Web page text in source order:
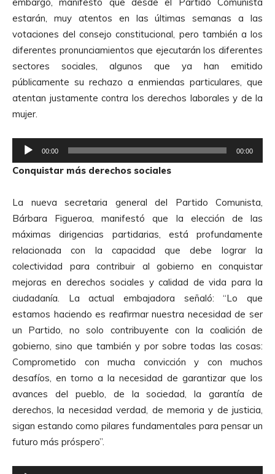
d
u
c
t
o
r
d
e
A
d
o
estarán, muy atentos en las últimas semanas a las
votaciones del consejo constitucional, pero también a los
diferentes pronunciamientos que ejecutarán los diferentes
sectores sociales, algunos que ya han emitido
públicamente su rechazo a enmiendas particulares, que
atentan justamente contra los derechos laborales y de la
mujer.
e
p
o
d
u
c
t
o
r
d
e
A
u
d
i
o
00:00 00:00
Conquistar más derechos sociales
La nueva secretaria general del Partido Comunista,
Bárbara Figueroa, manifestó que la elección de las
máximas dirigencias partidarias, está profundamente
relacionada con la capacidad que debe lograr la
colectividad para contribuir al gobierno en conquistar
mejoras en derechos sociales y calidad de vida para la
ciudadanía. La actual embajadora señaló: “Lo que
estamos haciendo es reafirmar nuestra necesidad de ser
un Partido, no solo contribuyente con la coalición de
gobierno, sino que también y por sobre todas las cosas:
Comprometido con mucha convicción y con muchos
desafíos, en torno a la necesidad de garantizar que los
avances del pueblo, de la sociedad, la garantía de
derechos, la necesidad verdad, de memoria y de justicia,
sigan estando como pilares fundamentales para pensar un
futuro más próspero”.